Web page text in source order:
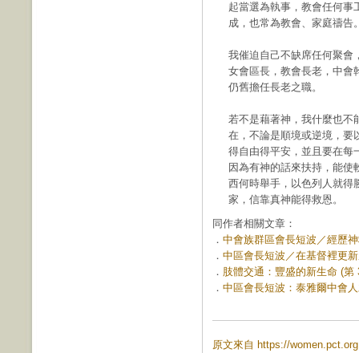
起當選為執事，教會任何事
成，也常為教會、家庭禱告
我催迫自己不缺席任何聚會
女會區長，教會長老，中會
仍舊擔任長老之職。
若不是藉著神，我什麼也不
在，不論是順境或逆境，要
得自由得平安，並且要在每
因為有神的話來扶持，能使
西何時舉手，以色列人就得
家，信靠真神能得救恩。
同作者相關文章：
． 中會族群區會長短波／經歷
． 中區會長短波／在基督裡更
． 肢體交通：豐盛的新生命 (第
． 中區會長短波：泰雅爾中會
原文來自 https://